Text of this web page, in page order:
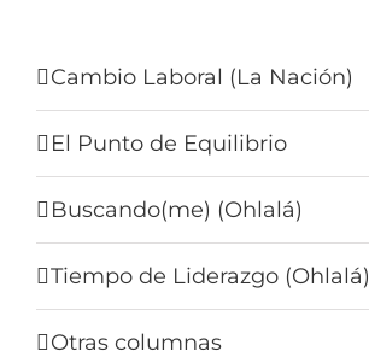
Cambio Laboral (La Nación)
El Punto de Equilibrio
Buscando(me) (Ohlalá)
Tiempo de Liderazgo (Ohlalá)
Otras columnas